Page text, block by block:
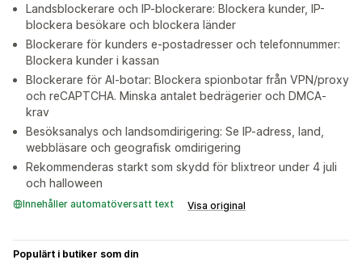
Landsblockerare och IP-blockerare: Blockera kunder, IP-
blockera besökare och blockera länder
Blockerare för kunders e-postadresser och telefonnummer:
Blockera kunder i kassan
Blockerare för AI-botar: Blockera spionbotar från VPN/proxy
och reCAPTCHA. Minska antalet bedrägerier och DMCA-
krav
Besöksanalys och landsomdirigering: Se IP-adress, land,
webbläsare och geografisk omdirigering
Rekommenderas starkt som skydd för blixtreor under 4 juli
och halloween
Innehåller automatöversatt text Visa original
Populärt i butiker som din